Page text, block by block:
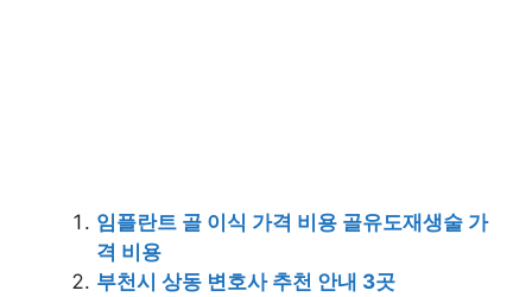
임플란트 골 이식 가격 비용 골유도재생술 가
격 비용
부천시 상동 변호사 추천 안내 3곳